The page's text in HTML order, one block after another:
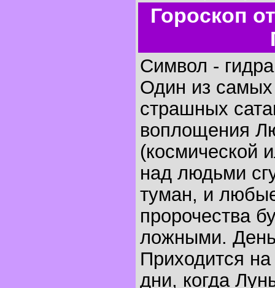
Гороскоп
Символ -
Один из
страшных
воплощения
(космической
над людьми
туман, и
пророчества
ложными. День
Приходится
дни, когда